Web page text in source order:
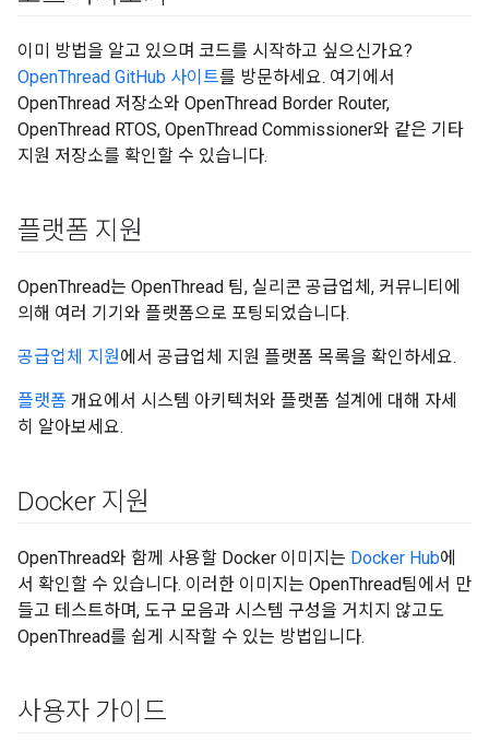
이미 방법을 알고 있으며 코드를 시작하고 싶으신가요?
OpenThread GitHub 사이트를 방문하세요. 여기에서
OpenThread 저장소와 OpenThread Border Router,
OpenThread RTOS, OpenThread Commissioner와 같은 기타
지원 저장소를 확인할 수 있습니다.
플랫폼 지원
OpenThread는 OpenThread 팀, 실리콘 공급업체, 커뮤니티에
의해 여러 기기와 플랫폼으로 포팅되었습니다.
공급업체 지원에서 공급업체 지원 플랫폼 목록을 확인하세요.
플랫폼 개요에서 시스템 아키텍처와 플랫폼 설계에 대해 자세
히 알아보세요.
Docker 지원
OpenThread와 함께 사용할 Docker 이미지는 Docker Hub에
서 확인할 수 있습니다. 이러한 이미지는 OpenThread팀에서 만
들고 테스트하며, 도구 모음과 시스템 구성을 거치지 않고도
OpenThread를 쉽게 시작할 수 있는 방법입니다.
사용자 가이드